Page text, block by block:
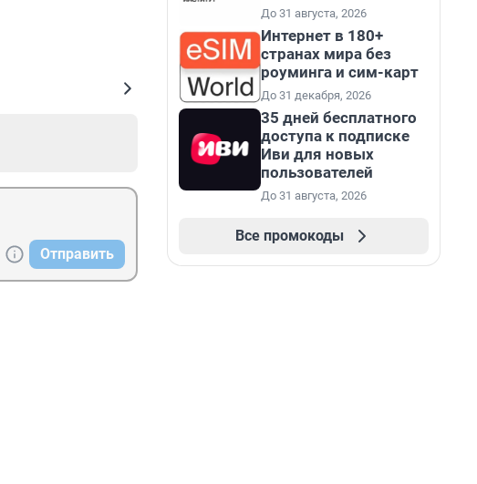
Отправить
До 31 августа, 2026
Интернет в 180+
странах мира без
роуминга и сим-карт
До 31 декабря, 2026
35 дней бесплатного
доступа к подписке
Иви для новых
пользователей
До 31 августа, 2026
Все промокоды